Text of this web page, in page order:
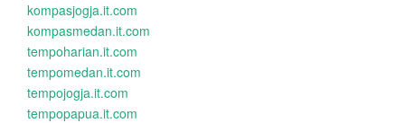
kompasjogja.it.com
kompasmedan.it.com
tempoharian.it.com
tempomedan.it.com
tempojogja.it.com
tempopapua.it.com